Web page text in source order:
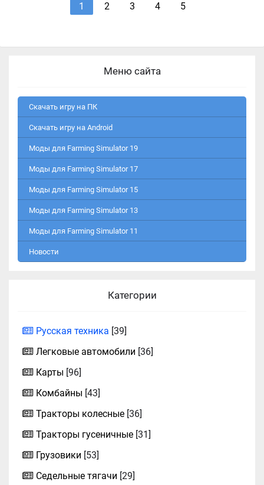
1 2 3 4 5
Меню сайта
Скачать игру на ПК
Скачать игру на Android
Моды для Farming Simulator 19
Моды для Farming Simulator 17
Моды для Farming Simulator 15
Моды для Farming Simulator 13
Моды для Farming Simulator 11
Новости
Категории
Русская техника [39]
Легковые автомобили [36]
Карты [96]
Комбайны [43]
Тракторы колесные [36]
Тракторы гусеничные [31]
Грузовики [53]
Седельные тягачи [29]